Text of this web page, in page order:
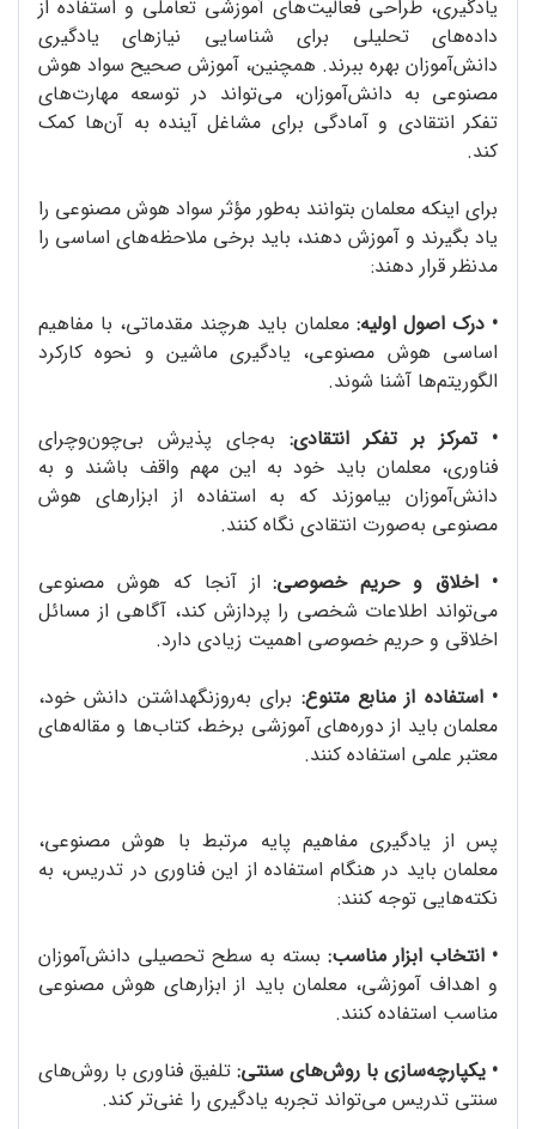
یادگیری، طراحی فعالیت‌های آموزشی تعاملی و استفاده از
داده‌های تحلیلی برای شناسایی نیازهای یادگیری
دانش‌آموزان بهره ببرند. همچنین، آموزش صحیح سواد هوش
مصنوعی به دانش‌آموزان، می‌تواند در توسعه مهارت‌های
تفکر انتقادی و آمادگی برای مشاغل آینده به آن‌ها کمک
کند.
برای اینکه معلمان بتوانند به‌طور مؤثر سواد هوش مصنوعی را
یاد بگیرند و آموزش دهند، باید برخی ملاحظه‌های اساسی را
مدنظر قرار دهند:
• درک اصول اولیه:معلمان باید هرچند مقدماتی، با مفاهیم
اساسی هوش مصنوعی، یادگیری ماشین و نحوه کارکرد
الگوریتم‌ها آشنا شوند.
• تمرکز بر تفکر انتقادی: به‌جای پذیرش بی‌چون‌وچرای
فناوری، معلمان باید خود به این مهم واقف باشند و به
دانش‌آموزان بیاموزند که به استفاده از ابزارهای هوش
مصنوعی به‌صورت انتقادی نگاه کنند.
• اخلاق و حریم خصوصی: از آنجا که هوش مصنوعی
می‌تواند اطلاعات شخصی را پردازش کند، آگاهی از مسائل
اخلاقی و حریم خصوصی اهمیت زیادی دارد.
• استفاده از منابع متنوع: برای به‌روزنگهداشتن دانش خود،
معلمان باید از دوره‌های آموزشی برخط، کتاب‌ها و مقاله‌های
معتبر علمی استفاده کنند.
پس از یادگیری مفاهیم پایه مرتبط با هوش مصنوعی،
معلمان باید در هنگام استفاده از این فناوری در تدریس، به
نکته‌هایی توجه کنند:
• انتخاب ابزار مناسب: بسته به سطح تحصیلی دانش‌آموزان
و اهداف آموزشی، معلمان باید از ابزارهای هوش مصنوعی
مناسب استفاده کنند.
• یکپارچه‌سازی با روش‌های سنتی: تلفیق فناوری با روش‌های
سنتی تدریس می‌تواند تجربه یادگیری را غنی‌تر کند.